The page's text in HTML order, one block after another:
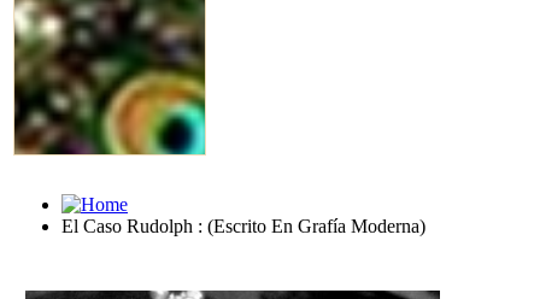
El Caso Rudolph : (Escrito En Grafía Moderna)